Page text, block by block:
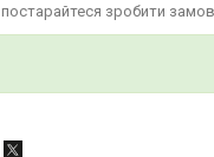
постарайтеся зробити